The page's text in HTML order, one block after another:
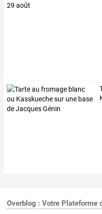
Overblog : Votre Plateforme